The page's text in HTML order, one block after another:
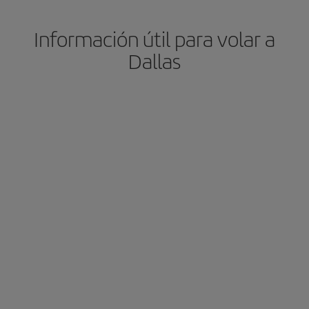
Información útil para volar a
Dallas